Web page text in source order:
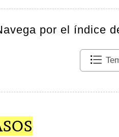
por el índice